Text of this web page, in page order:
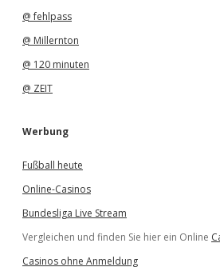
@ fehlpass
@ Millernton
@ 120 minuten
@ ZEIT
Werbung
Fußball heute
Online-Casinos
Bundesliga Live Stream
Vergleichen und finden Sie hier ein Online
Casinos ohne Anmeldung